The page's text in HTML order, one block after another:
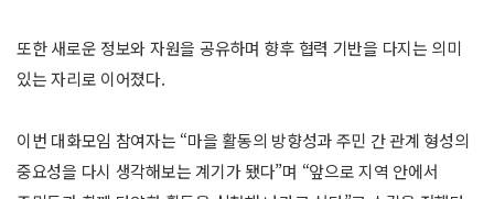
또한 새로운 정보와 자원을 공유하며 향후 협력 기반을 다지는 의미
있는 자리로 이어졌다.
이번 대화모임 참여자는 “마을 활동의 방향성과 주민 간 관계 형성의
중요성을 다시 생각해보는 계기가 됐다”며 “앞으로 지역 안에서